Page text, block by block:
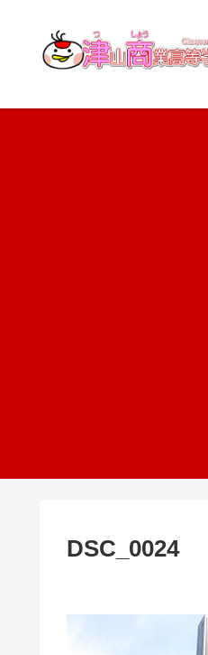
DSC_0024